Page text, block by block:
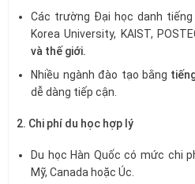
Các trường Đại học danh tiếng
Korea University, KAIST,
và thế giới.
Nhiều ngành đào tạo bằng
dễ dàng tiếp cận.
2. Chi phí du học hợp lý
Du học Hàn Quốc có mức chi
Mỹ, Canada hoặc Úc.